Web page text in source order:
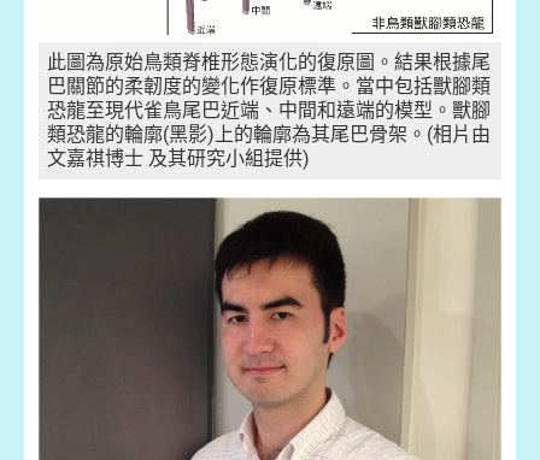
此圖為原始鳥類脊椎形態演化的復原圖。結果根據尾
巴關節的柔韌度的變化作復原標準。當中包括獸腳類
恐龍至現代雀鳥尾巴近端、中間和遠端的模型。獸腳
類恐龍的輪廓(黑影)上的輪廓為其尾巴骨架。(相片由
文嘉祺博士 及其研究小組提供)